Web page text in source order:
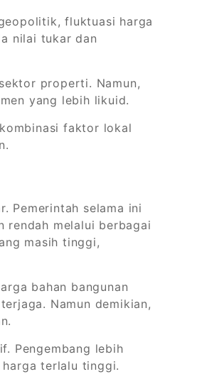
fluktuasi harga
nilai tukar dan
properti. Namun,
yang lebih likuid.
faktor lokal
Pemerintah selama ini
rendah melalui berbagai
masih tinggi,
bahan bangunan
Namun demikian,
Pengembang lebih
terlalu tinggi.